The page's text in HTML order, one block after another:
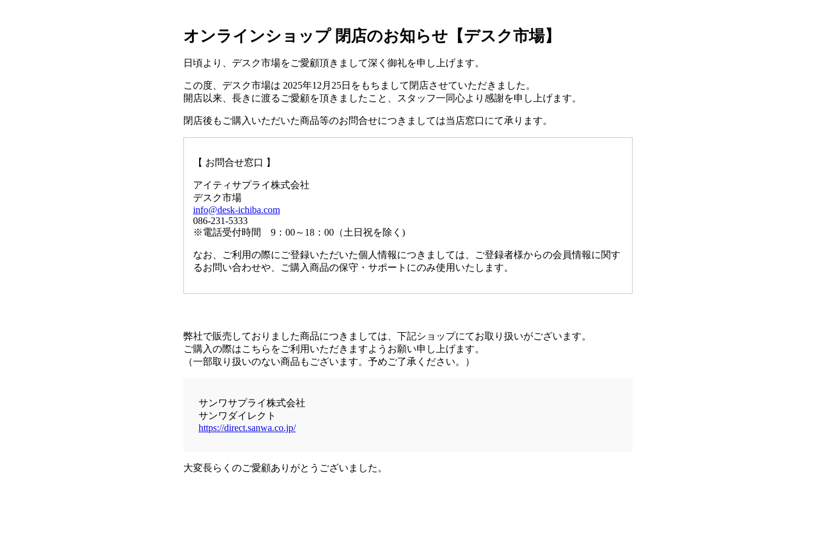
オンラインショップ 閉店のお知らせ【デスク市場】
日頃より、デスク市場をご愛顧頂きまして深く御礼を申し上げます。
この度、デスク市場は 2025年12月25日をもちまして閉店させていただきました。
開店以来、長きに渡るご愛顧を頂きましたこと、スタッフ一同心より感謝を申し上げます。
閉店後もご購入いただいた商品等のお問合せにつきましては当店窓口にて承ります。
【 お問合せ窓口 】
アイティサプライ株式会社
デスク市場
info@desk-ichiba.com
086-231-5333
※電話受付時間 9：00～18：00（土日祝を除く)
なお、ご利用の際にご登録いただいた個人情報につきましては、ご登録者様からの会員情報に関す
るお問い合わせや、ご購入商品の保守・サポートにのみ使用いたします。
弊社で販売しておりました商品につきましては、下記ショップにてお取り扱いがございます。
ご購入の際はこちらをご利用いただきますようお願い申し上げます。
（一部取り扱いのない商品もございます。予めご了承ください。）
サンワサプライ株式会社
サンワダイレクト
https://direct.sanwa.co.jp/
大変長らくのご愛顧ありがとうございました。